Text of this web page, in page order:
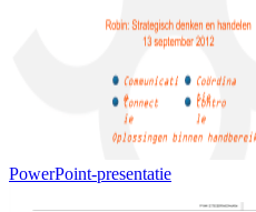
PowerPoint-presentatie